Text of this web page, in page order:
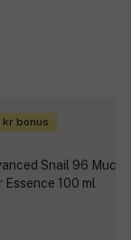
kr bonus